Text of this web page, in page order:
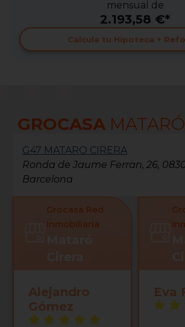
mensual de
2.193,58 €*
Calcula tu Hipoteca +
GROCASA
G47 MATARO CIRERA
Ronda de Jaume Ferran, 26,
Barcelona
Grocasa Red
Inmobiliaria
Alejandro
Gómez
Eva